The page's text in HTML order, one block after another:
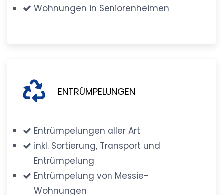
Wohnungen in Seniorenheimen
ENTRÜMPELUNGEN
Entrümpelungen aller Art
inkl. Sortierung, Transport und
Entrümpelung
Entrümpelung von Messie-
Wohnungen